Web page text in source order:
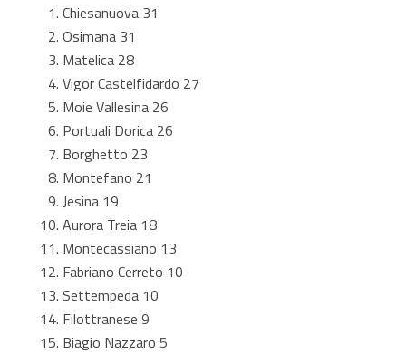
Chiesanuova 31
Osimana 31
Matelica 28
Vigor Castelfidardo 27
Moie Vallesina 26
Portuali Dorica 26
Borghetto 23
Montefano 21
Jesina 19
Aurora Treia 18
Montecassiano 13
Fabriano Cerreto 10
Settempeda 10
Filottranese 9
Biagio Nazzaro 5